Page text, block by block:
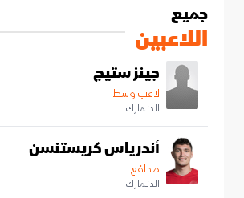
جميع
اللاعبين
جينز ستيج
لاعب وسط
الدنمارك
أندرياس كريستنسن
مدافع
الدنمارك